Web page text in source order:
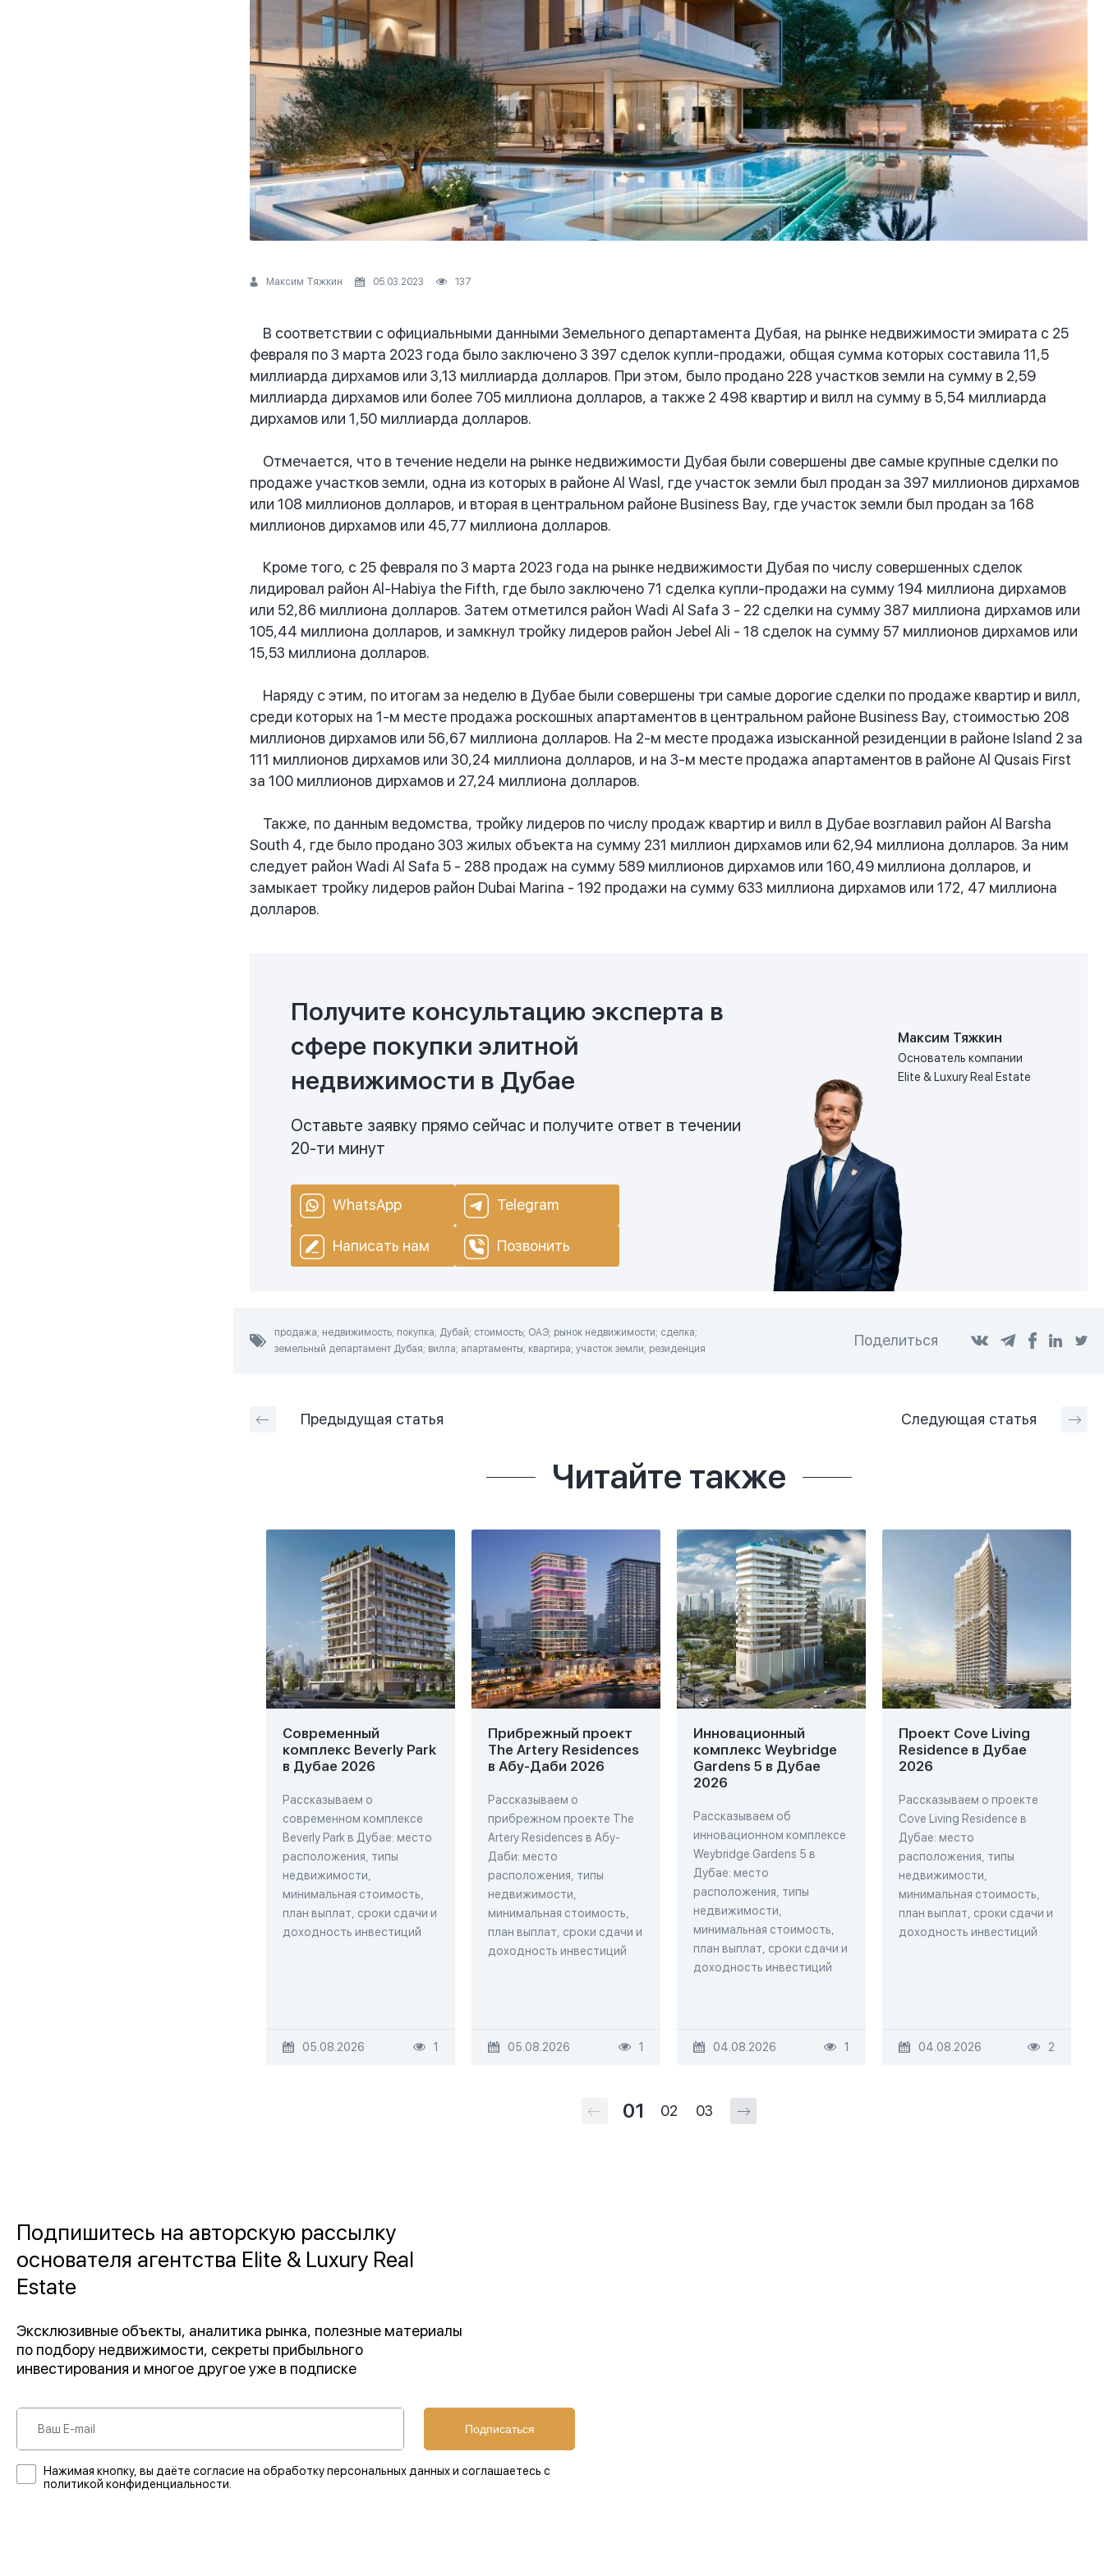
Максим Тяжкин 05.03.2023 137
В соответствии с официальными данными Земельного департамента Дубая, на рынке недвижимости эмирата с 25
февраля по 3 марта 2023 года было заключено 3 397 сделок купли-продажи, общая сумма которых составила 11,5
миллиарда дирхамов или 3,13 миллиарда долларов. При этом, было продано 228 участков земли на сумму в 2,59
миллиарда дирхамов или более 705 миллиона долларов, а также 2 498 квартир и вилл на сумму в 5,54 миллиарда
дирхамов или 1,50 миллиарда долларов.
Отмечается, что в течение недели на рынке недвижимости Дубая были совершены две самые крупные сделки по
продаже участков земли, одна из которых в районе Al Wasl, где участок земли был продан за 397 миллионов дирхамов
или 108 миллионов долларов, и вторая в центральном районе Business Bay, где участок земли был продан за 168
миллионов дирхамов или 45,77 миллиона долларов.
Кроме того, с 25 февраля по 3 марта 2023 года на рынке недвижимости Дубая по числу совершенных сделок
лидировал район Al-Habiya the Fifth, где было заключено 71 сделка купли-продажи на сумму 194 миллиона дирхамов
или 52,86 миллиона долларов. Затем отметился район Wadi Al Safa 3 - 22 сделки на сумму 387 миллиона дирхамов или
105,44 миллиона долларов, и замкнул тройку лидеров район Jebel Ali - 18 сделок на сумму 57 миллионов дирхамов или
15,53 миллиона долларов.
Наряду с этим, по итогам за неделю в Дубае были совершены три самые дорогие сделки по продаже квартир и вилл,
среди которых на 1-м месте продажа роскошных апартаментов в центральном районе Business Bay, стоимостью 208
миллионов дирхамов или 56,67 миллиона долларов. На 2-м месте продажа изысканной резиденции в районе Island 2 за
111 миллионов дирхамов или 30,24 миллиона долларов, и на 3-м месте продажа апартаментов в районе Al Qusais First
за 100 миллионов дирхамов и 27,24 миллиона долларов.
Также, по данным ведомства, тройку лидеров по числу продаж квартир и вилл в Дубае возглавил район Al Barsha
South 4, где было продано 303 жилых объекта на сумму 231 миллион дирхамов или 62,94 миллиона долларов. За ним
следует район Wadi Al Safa 5 - 288 продаж на сумму 589 миллионов дирхамов или 160,49 миллиона долларов, и
замыкает тройку лидеров район Dubai Marina - 192 продажи на сумму 633 миллиона дирхамов или 172, 47 миллиона
долларов.
Получите консультацию эксперта в
сфере покупки элитной
недвижимости в Дубае
Оставьте заявку прямо сейчас и получите ответ в течении
20-ти минут
WhatsApp Telegram
Написать нам Позвонить
Максим Тяжкин
Основатель компании
Elite & Luxury Real Estate
продажа; недвижимость; покупка; Дубай; стоимость; ОАЭ; рынок недвижимости; сделка;
земельный департамент Дубая; вилла; апартаменты; квартира; участок земли; резиденция
Поделиться
Предыдущая статья Следующая статья
Читайте также
Современный
комплекс Beverly Park
в Дубае 2026
Рассказываем о
современном комплексе
Beverly Park в Дубае: место
расположения, типы
недвижимости,
минимальная стоимость,
план выплат, сроки сдачи и
доходность инвестиций
05.08.2026 1
Прибрежный проект
The Artery Residences
в Абу-Даби 2026
Рассказываем о
прибрежном проекте The
Artery Residences в Абу-
Даби: место
расположения, типы
недвижимости,
минимальная стоимость,
план выплат, сроки сдачи и
доходность инвестиций
05.08.2026 1
Инновационный
комплекс Weybridge
Gardens 5 в Дубае
2026
Рассказываем об
инновационном комплексе
Weybridge Gardens 5 в
Дубае: место
расположения, типы
недвижимости,
минимальная стоимость,
план выплат, сроки сдачи и
доходность инвестиций
04.08.2026 1
Проект Cove Living
Residence в Дубае
2026
Рассказываем о проекте
Cove Living Residence в
Дубае: место
расположения, типы
недвижимости,
минимальная стоимость,
план выплат, сроки сдачи и
доходность инвестиций
04.08.2026 2
01 02 03
Подпишитесь на авторскую рассылку
основателя агентства Elite & Luxury Real
Estate
Эксклюзивные объекты, аналитика рынка, полезные материалы
по подбору недвижимости, секреты прибыльного
инвестирования и многое другое уже в подписке
Подписаться
Нажимая кнопку, вы даёте согласие на обработку персональных данных и соглашаетесь с
политикой конфиденциальности.